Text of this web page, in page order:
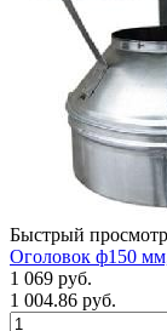
Быстрый просмотр
Оголовок ф150
1 069 руб.
1 004.86 руб.